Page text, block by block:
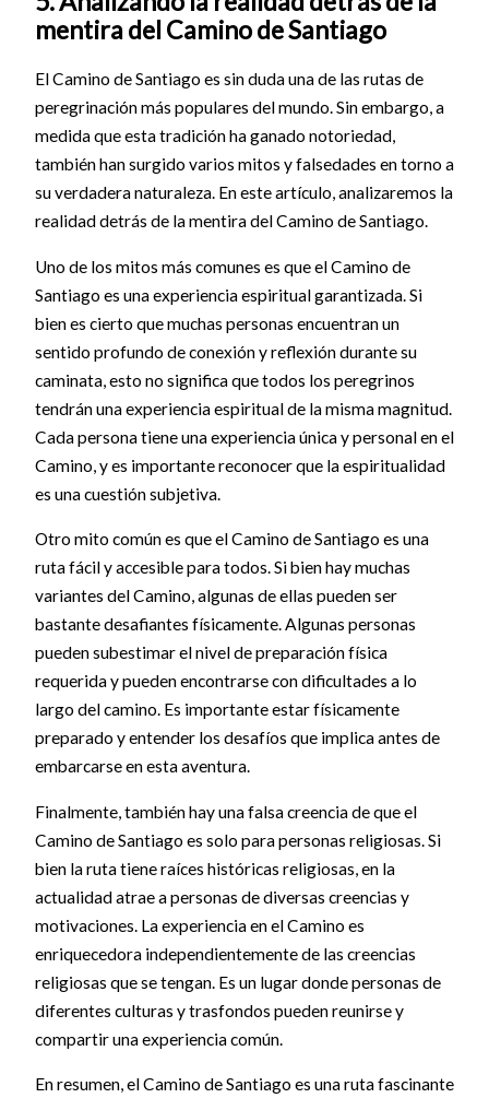
mentira del Camino de Santiago
El Camino de Santiago es sin duda una de las rutas de
peregrinación más populares del mundo. Sin embargo, a
medida que esta tradición ha ganado notoriedad,
también han surgido varios mitos y falsedades en torno a
su verdadera naturaleza. En este artículo, analizaremos la
realidad detrás de la mentira del Camino de Santiago.
Uno de los mitos más comunes es que el Camino de
Santiago es una experiencia espiritual garantizada. Si
bien es cierto que muchas personas encuentran un
sentido profundo de conexión y reflexión durante su
caminata, esto no significa que todos los peregrinos
tendrán una experiencia espiritual de la misma magnitud.
Cada persona tiene una experiencia única y personal en el
Camino, y es importante reconocer que la espiritualidad
es una cuestión subjetiva.
Otro mito común es que el Camino de Santiago es una
ruta fácil y accesible para todos. Si bien hay muchas
variantes del Camino, algunas de ellas pueden ser
bastante desafiantes físicamente. Algunas personas
pueden subestimar el nivel de preparación física
requerida y pueden encontrarse con dificultades a lo
largo del camino. Es importante estar físicamente
preparado y entender los desafíos que implica antes de
embarcarse en esta aventura.
Finalmente, también hay una falsa creencia de que el
Camino de Santiago es solo para personas religiosas. Si
bien la ruta tiene raíces históricas religiosas, en la
actualidad atrae a personas de diversas creencias y
motivaciones. La experiencia en el Camino es
enriquecedora independientemente de las creencias
religiosas que se tengan. Es un lugar donde personas de
diferentes culturas y trasfondos pueden reunirse y
compartir una experiencia común.
En resumen, el Camino de Santiago es una ruta fascinante